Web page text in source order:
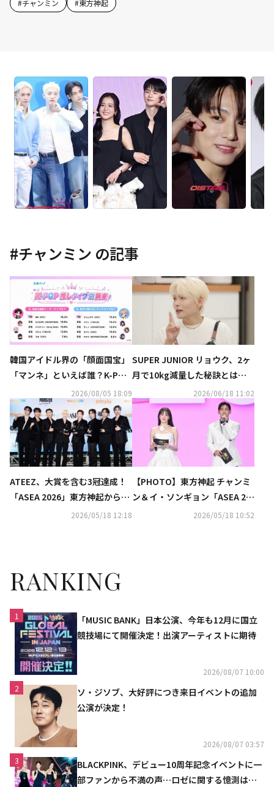
#チャンミン #東方神起
#チャンミン の記事
韓国アイドル界の「顔面国宝」
「マンネ」といえば誰？K-POP
推しタイプ別調査の結果が明ら
かに
2026/08/05 18:09
SUPER JUNIOR リョウク、2ヶ
月で10kg減量した秘訣とは？
「マンジャロなんて必要ない」
（動画あり）
2026/06/18 11:02
ATEEZ、大賞を含む3冠達成！
「ASEA 2026」東方神起からHe
arts2Hearts、生田斗真まで
2026/05/18 12:18
【PHOTO】東方神起 チャンミ
ン＆イ・ソンギョン「ASEA 20
26」2日目のステージに登場
2026/05/18 10:52
RANKING
1
「MUSIC BANK」日本公演、今年も12月に国立
競技場にて開催決定！出演アーティストに期待
2026/08/07 10:00
2
ソ・ジソブ、大好評につき来日イベントの追加
公演が決定！
2026/08/07 03:57
3
BLACKPINK、デビュー10周年記念イベントに一
部ファンから不満の声…ロゼに関する憶測は否